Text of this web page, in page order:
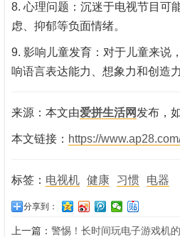
8. 心理问题：沉迷于电视节目可
虑、抑郁等负面情绪。
9. 影响儿童发育：对于儿童来说
响语言表达能力、想象力和创造
来源：本文由爱拼生活网 发布，
本文链接： https://
标签： 电视机 健康 习惯 电器
分享到：
上一篇： 警惕！长时间玩电子游戏机